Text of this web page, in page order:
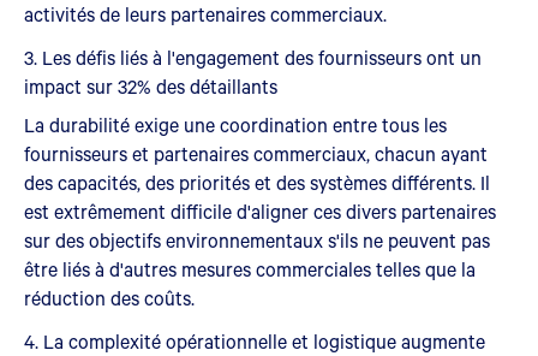
activités de leurs partenaires commerciaux.
3. Les défis liés à l'engagement des fournisseurs ont un
impact sur 32% des détaillants
La durabilité exige une coordination entre tous les
fournisseurs et partenaires commerciaux, chacun ayant
des capacités, des priorités et des systèmes différents. Il
est extrêmement difficile d'aligner ces divers partenaires
sur des objectifs environnementaux s'ils ne peuvent pas
être liés à d'autres mesures commerciales telles que la
réduction des coûts.
4. La complexité opérationnelle et logistique augmente